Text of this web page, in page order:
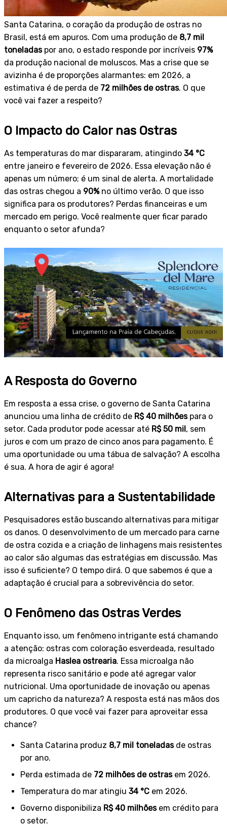
Santa Catarina, o coração da produção de ostras no
Brasil, está em apuros. Com uma produção de 8,7 mil
toneladaspor ano, o estado responde por incríveis 97%
da produção nacional de moluscos. Mas a crise que se
avizinha é de proporções alarmantes: em 2026, a
estimativa é de perda de 72 milhões de ostras. O que
você vai fazer a respeito?
O Impacto do Calor nas Ostras
As temperaturas do mar dispararam, atingindo 34 °C
entre janeiro e fevereiro de 2026. Essa elevação não é
apenas um número; é um sinal de alerta. A mortalidade
das ostras chegou a 90%no último verão. O que isso
significa para os produtores? Perdas financeiras e um
mercado em perigo. Você realmente quer ficar parado
enquanto o setor afunda?
A Resposta do Governo
Em resposta a essa crise, o governo de Santa Catarina
anunciou uma linha de crédito de R$ 40 milhõespara o
setor. Cada produtor pode acessar até R$ 50 mil, sem
juros e com um prazo de cinco anos para pagamento. É
uma oportunidade ou uma tábua de salvação? A escolha
é sua. A hora de agir é agora!
Alternativas para a Sustentabilidade
Pesquisadores estão buscando alternativas para mitigar
os danos. O desenvolvimento de um mercado para carne
de ostra cozida e a criação de linhagens mais resistentes
ao calor são algumas das estratégias em discussão. Mas
isso é suficiente? O tempo dirá. O que sabemos é que a
adaptação é crucial para a sobrevivência do setor.
O Fenômeno das Ostras Verdes
Enquanto isso, um fenômeno intrigante está chamando
a atenção: ostras com coloração esverdeada, resultado
da microalga Haslea ostrearia. Essa microalga não
representa risco sanitário e pode até agregar valor
nutricional. Uma oportunidade de inovação ou apenas
um capricho da natureza? A resposta está nas mãos dos
produtores. O que você vai fazer para aproveitar essa
chance?
Santa Catarina produz 8,7 mil toneladasde ostras
por ano.
Perda estimada de 72 milhões de ostrasem 2026.
Temperatura do mar atingiu 34 °C em 2026.
Governo disponibiliza R$ 40 milhõesem crédito para
o setor.